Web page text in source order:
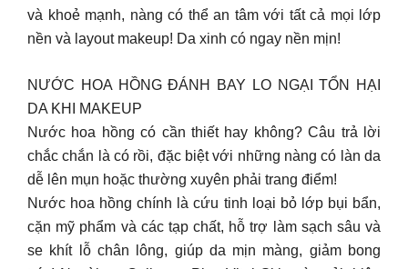
và khoẻ mạnh, nàng có thể an tâm với tất cả mọi lớp
nền và layout makeup! Da xinh có ngay nền mịn!
NƯỚC HOA HỒNG ĐÁNH BAY LO NGẠI TỔN HẠI
DA KHI MAKEUP
Nước hoa hồng có cần thiết hay không? Câu trả lời
chắc chắn là có rồi, đặc biệt với những nàng có làn da
dễ lên mụn hoặc thường xuyên phải trang điểm!
Nước hoa hồng chính là cứu tinh loại bỏ lớp bụi bẩn,
cặn mỹ phẩm và các tạp chất, hỗ trợ làm sạch sâu và
se khít lỗ chân lông, giúp da mịn màng, giảm bong